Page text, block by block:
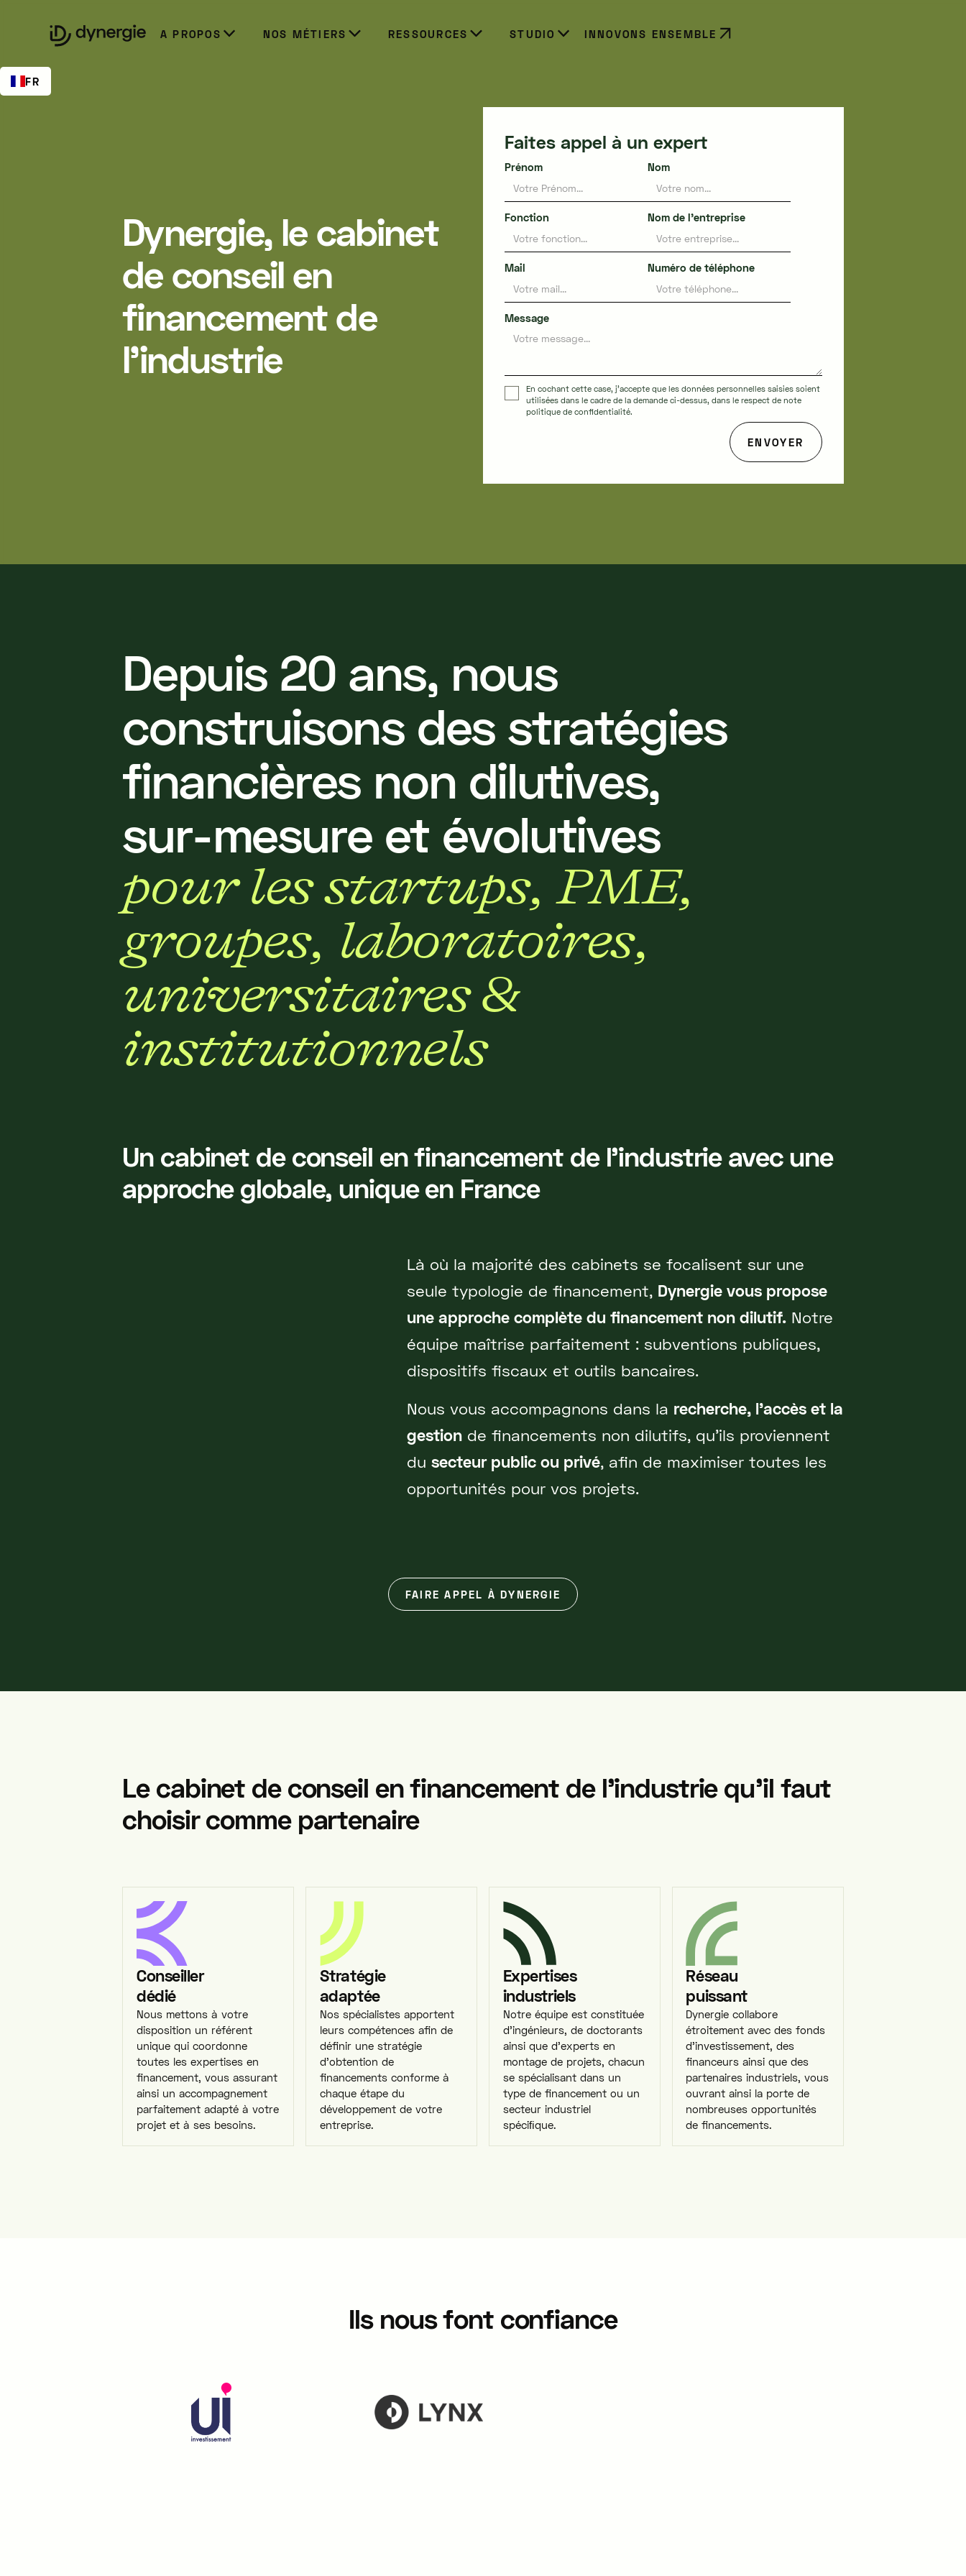
A PROPOS NOS MÉTIERS RESSOURCES STUDIO INNOVONS ENSEMBLE
FR
Dynergie, le cabinet
de conseil en
financement de
l'industrie
Faites appel à un expert
Prénom Nom
Fonction Nom de l'entreprise
Mail Numéro de téléphone
Message
En cochant cette case, j'accepte que les données personnelles saisies soient
utilisées dans le cadre de la demande ci-dessus, dans le respect de note
politique de confidentialité.
Depuis 20 ans, nous
construisons des stratégies
financières non dilutives,
sur-mesure et évolutives
pour les startups, PME,
groupes, laboratoires,
universitaires &
institutionnels
Un cabinet de conseil en financement de l’industrie avec une
approche globale, unique en France
Là où la majorité des cabinets se focalisent sur une
seule typologie de financement, Dynergie vous propose
une approche complète du financement non dilutif. Notre
équipe maîtrise parfaitement : subventions publiques,
dispositifs fiscaux et outils bancaires.
Nous vous accompagnons dans la recherche, l'accès et la
gestion de financements non dilutifs, qu'ils proviennent
dusecteur public ou privé, afin de maximiser toutes les
opportunités pour vos projets.
FAIRE APPEL À DYNERGIE
Le cabinet de conseil enfinancement de l’industrie qu’il faut
choisir comme partenaire
Conseiller
dédié
Nous mettons à votre
disposition un référent
unique qui coordonne
toutes les expertises en
financement, vous assurant
ainsi un accompagnement
parfaitement adapté à votre
projet et à ses besoins.
Stratégie
adaptée
Nos spécialistes apportent
leurs compétences afin de
définir une stratégie
d’obtention de
financements conforme à
chaque étape du
développement de votre
entreprise.
Expertises
industriels
Notre équipe est constituée
d’ingénieurs, de doctorants
ainsi que d’experts en
montage de projets, chacun
se spécialisant dans un
type de financement ou un
secteur industriel
spéciﬁque.
Réseau
puissant
Dynergie collabore
étroitement avec des fonds
d’investissement, des
financeurs ainsi que des
partenaires industriels, vous
ouvrant ainsi la porte de
nombreuses opportunités
de financements.
Ils nous font confiance